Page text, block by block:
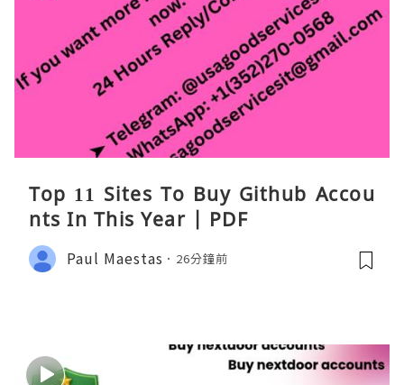
Top 11 Sites To Buy Github Accou
nts In This Year | PDF
Paul Maestas 26分鐘前